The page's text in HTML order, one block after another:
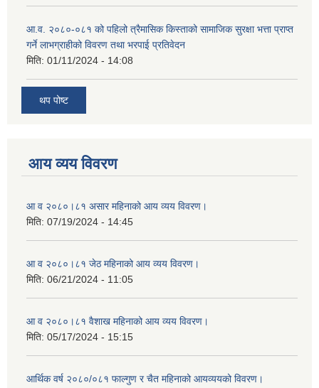
आ.व. २०८०-०८१ को पहिलो त्रैमासिक किस्ताको सामाजिक सुरक्षा भत्ता प्राप्त
गर्ने लाभग्राहीको विवरण तथा भरपाई प्रतिवेदन
मिति: 01/11/2024 - 14:08
थप पोष्ट
आय व्यय विवरण
आ व २०८०।८१ असार महिनाको आय व्यय विवरण।
मिति: 07/19/2024 - 14:45
आ व २०८०।८१ जेठ महिनाको आय व्यय विवरण।
मिति: 06/21/2024 - 11:05
आ व २०८०।८१ वैशाख महिनाको आय व्यय विवरण।
मिति: 05/17/2024 - 15:15
आर्थिक वर्ष २०८०/०८१ फाल्गुण र चैत महिनाको आयव्ययको विवरण।